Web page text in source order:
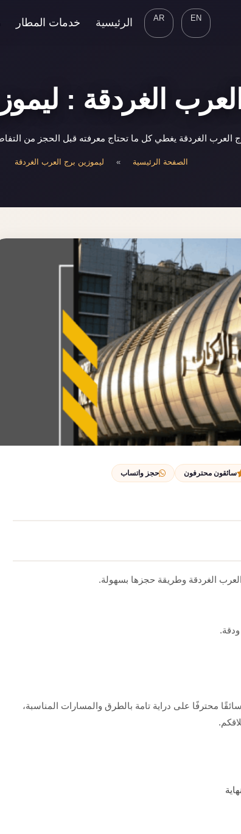
EN
AR الرئيسية خدمات المطار
الغردقة :
العرب الغردقة يغطي كل ما تحتاج معرفته قبل الحجز من
الصفحة الرئيسية » ليموزين برج العرب الغردقة
سائقون محترفون حجز واتساب
الغردقة وطريقة حجزها بسهولة.
محترفًا على دراية تامة بالطرق والمسارات المناسبة،